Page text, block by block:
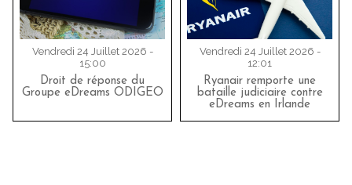
Vendredi 24 Juillet 2026 -
15:00
Droit de réponse du
Groupe eDreams ODIGEO
Vendredi 24 Juillet 2026 -
12:01
Ryanair remporte une
bataille judiciaire contre
eDreams en Irlande